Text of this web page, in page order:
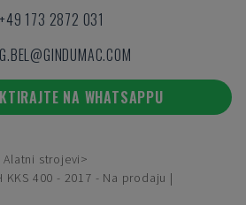
+49 173 2872 031
G.BEL@GINDUMAC.COM
NA WHATSAPPU
Alatni strojevi
KKS 400 - 2017 - Na prodaju |